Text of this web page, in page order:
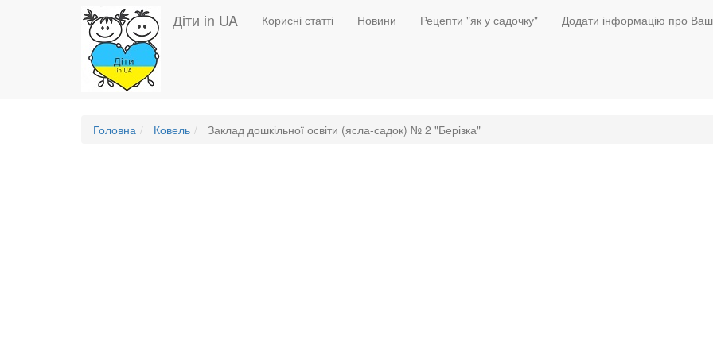
Діти in UA
Основная
навигация
Корисні статті Новини Рецепти "як у садочку" Додати інформацію про
Головна Ковель Заклад дошкільної освіти (ясла-садок) № 2 "Берізка"